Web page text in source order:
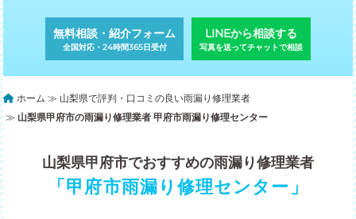
無料相談・紹介フォーム
全国対応・24時間365日受付
LINEから相談する
写真を送ってチャットで相談
ホーム ≫ 山梨県で評判・口コミの良い雨漏り修理業者
≫ 山梨県甲府市の雨漏り修理業者 甲府市雨漏り修理センター
山梨県甲府市でおすすめの雨漏り修理業者
「甲府市雨漏り修理センター」